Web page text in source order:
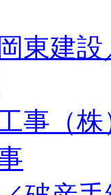
東建
事（